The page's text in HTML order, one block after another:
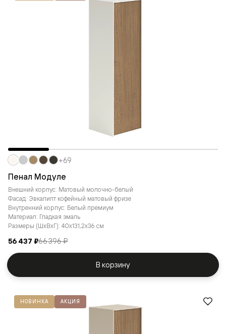
Пенал Модуле
Внешний корпус: Матовый молочно-белый
Фасад: Эвкалипт кофейный матовый фризе
Внутренний корпус: Белый премиум
Материал: Гладкая эмаль
Размеры (ШxВxГ): 40x131,2x36 см
56 437 ₽66 396 ₽
+69
В корзину
НОВИНКА АКЦИЯ